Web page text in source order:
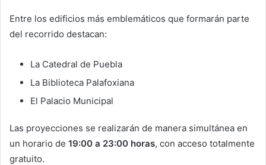
Entre los edificios más emblemáticos que formarán parte
del recorrido destacan:
La Catedral de Puebla
La Biblioteca Palafoxiana
El Palacio Municipal
Las proyecciones se realizarán de manera simultánea en
un horario de 19:00 a 23:00 horas, con acceso totalmente
gratuito.